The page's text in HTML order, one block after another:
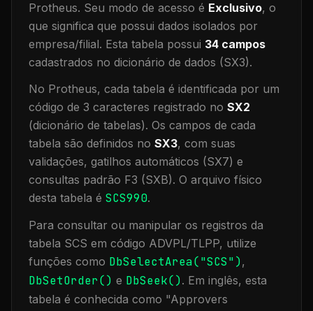
Protheus. Seu modo de acesso é Exclusivo, o
que significa que possui dados isolados por
empresa/filial. Esta tabela possui 34 campos
cadastrados no dicionário de dados (SX3).
No Protheus, cada tabela é identificada por um
código de 3 caracteres registrado no SX2
(dicionário de tabelas). Os campos de cada
tabela são definidos no SX3, com suas
validações, gatilhos automáticos (SX7) e
consultas padrão F3 (SXB). O arquivo físico
desta tabela é SCS990.
Para consultar ou manipular os registros da
tabela SCS em código ADVPL/TLPP, utilize
funções como DbSelectArea("SCS"),
DbSetOrder() e DbSeek(). Em inglês, esta
tabela é conhecida como "Approvers